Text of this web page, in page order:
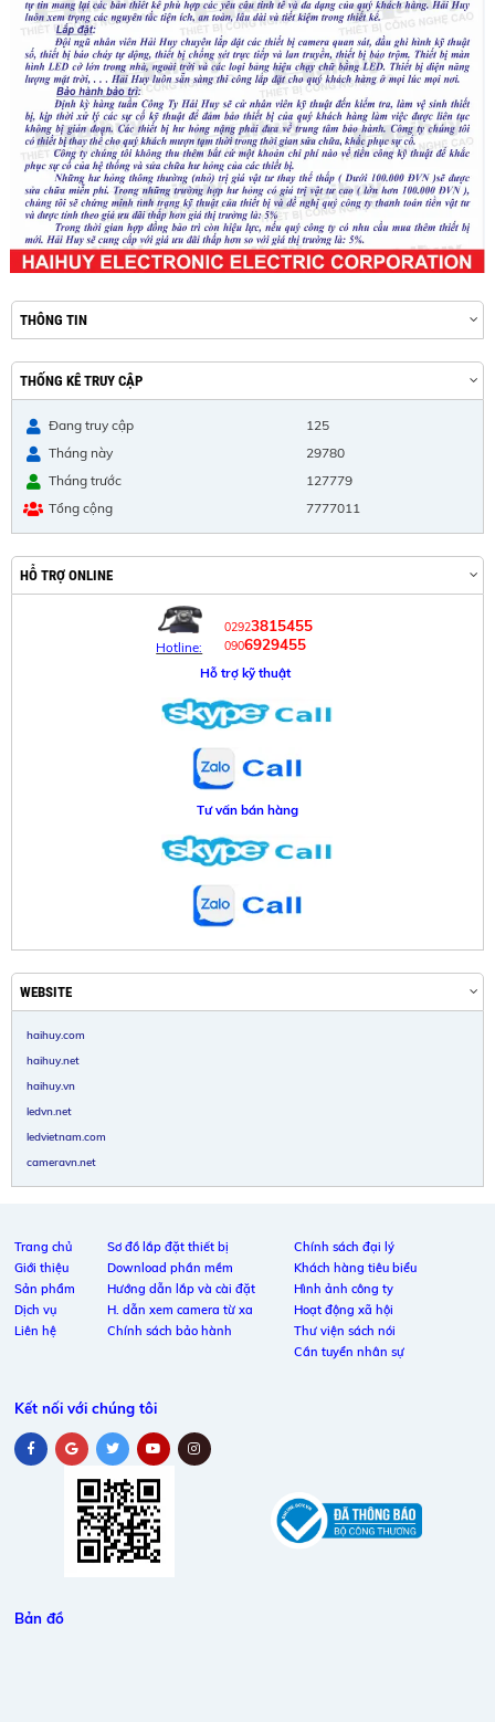
THÔNG TIN
THỐNG KÊ TRUY CẬP
Đang truy cập
125
Tháng này
29780
Tháng trước
127779
Tổng cộng
7777011
HỖ TRỢ ONLINE
Hotline:
02923815455
0906929455
Hỗ trợ kỹ thuật
Tư vấn bán hàng
WEBSITE
haihuy.com
haihuy.net
haihuy.vn
ledvn.net
ledvietnam.com
cameravn.net
Trang chủ
Giới thiệu
Sản phẩm
Dịch vụ
Liên hệ
Sơ đồ lắp đặt thiết bị
Download phần mềm
Hướng dẫn lắp và cài đặt
H. dẫn xem camera từ xa
Chính sách bảo hành
Chính sách đại lý
Khách hàng tiêu biểu
Hình ảnh công ty
Hoạt động xã hội
Thư viện sách nói
Cần tuyển nhân sự
Kết nối với chúng tôi
Bản đồ